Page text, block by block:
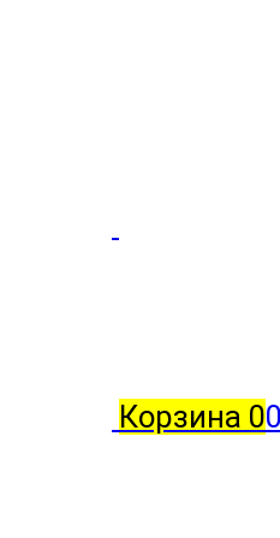
Корзина 0